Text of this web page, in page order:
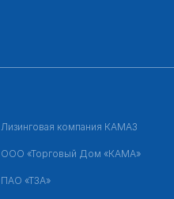
Лизинговая компания КАМАЗ
ООО «Торговый Дом «КАМА»
ПАО «ТЗА»